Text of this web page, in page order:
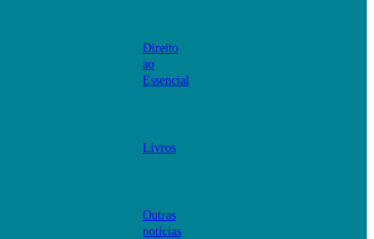
Direito
ao
Essencial
Livros
Outras
notícias